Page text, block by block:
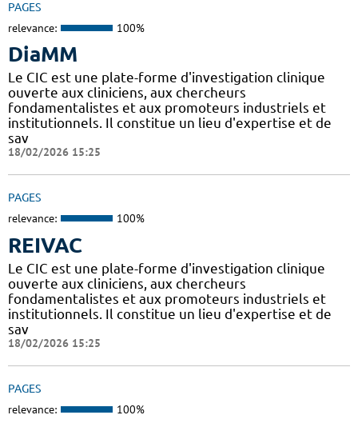
PAGES
relevance: 100%
DiaMM
Le CIC est une plate-forme d'investigation clinique
ouverte aux cliniciens, aux chercheurs
fondamentalistes et aux promoteurs industriels et
institutionnels. Il constitue un lieu d'expertise et de
sav
18/02/2026 15:25
PAGES
relevance: 100%
REIVAC
Le CIC est une plate-forme d'investigation clinique
ouverte aux cliniciens, aux chercheurs
fondamentalistes et aux promoteurs industriels et
institutionnels. Il constitue un lieu d'expertise et de
sav
18/02/2026 15:25
PAGES
relevance: 100%